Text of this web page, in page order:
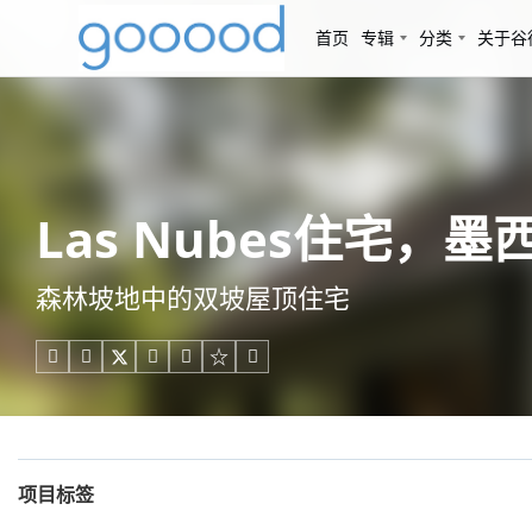
首页 专辑 分类 关于谷
Las Nubes住宅，墨
森林坡地中的双坡屋顶住宅
    
项目标签